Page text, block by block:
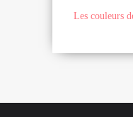
Les couleurs